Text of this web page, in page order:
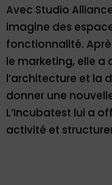
Avec Studio
imagine des
fonctionnalité.
le marketing, elle a
l’architecture et la
donner une
L’Incubatest lui a
activité et